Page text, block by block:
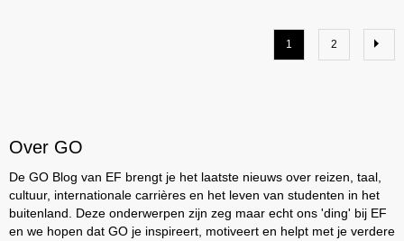
1 2
Over GO
De GO Blog van EF brengt je het laatste nieuws over reizen, taal,
cultuur, internationale carrières en het leven van studenten in het
buitenland. Deze onderwerpen zijn zeg maar echt ons 'ding' bij EF
en we hopen dat GO je inspireert, motiveert en helpt met je verdere